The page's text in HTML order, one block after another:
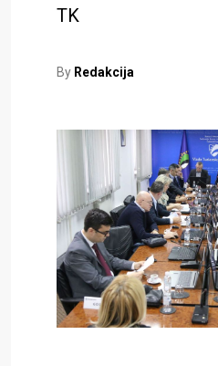
TK
By Redakcija